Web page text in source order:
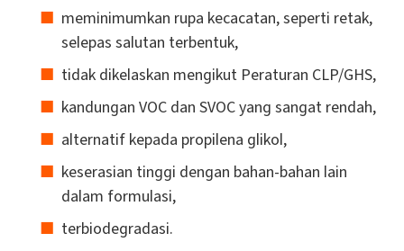
meminimumkan rupa kecacatan, seperti retak,
selepas salutan terbentuk,
tidak dikelaskan mengikut Peraturan CLP/GHS,
kandungan VOC dan SVOC yang sangat rendah,
alternatif kepada propilena glikol,
keserasian tinggi dengan bahan-bahan lain
dalam formulasi,
terbiodegradasi.